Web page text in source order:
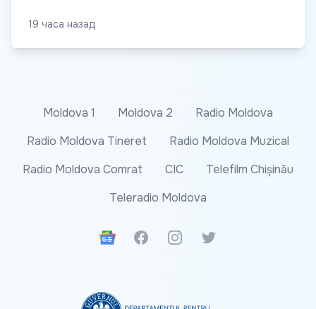
19 часа назад
Moldova 1 Moldova 2
Radio Moldova
Radio Moldova Tineret
Radio Moldova Muzical
Radio Moldova Comrat
CIC
Telefilm Chișinău
Teleradio Moldova
Google News
FacebookInstagramTwitter